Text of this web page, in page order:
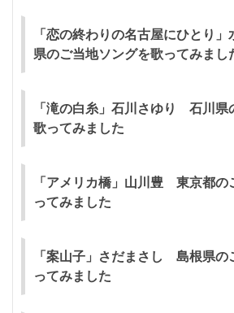
「恋の終わりの名古屋にひとり
県のご当地ソングを歌ってみまし
「滝の白糸」石川さゆり 石川県
歌ってみました
「アメリカ橋」山川豊 東京都の
ってみました
「案山子」さだまさし 島根県の
ってみました